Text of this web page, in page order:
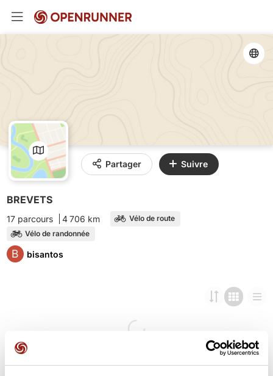
Partager Suivre
BREVETS
17 parcours 4 706 km
Vélo de route
Vélo de randonnée
B bisantos